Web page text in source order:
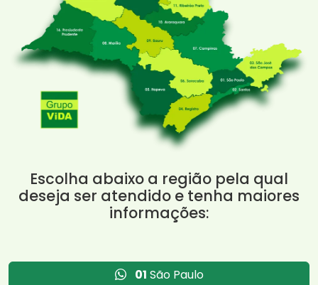
Escolha abaixo a região pela qual
deseja ser atendido e tenha maiores
informações:
01 São Paulo